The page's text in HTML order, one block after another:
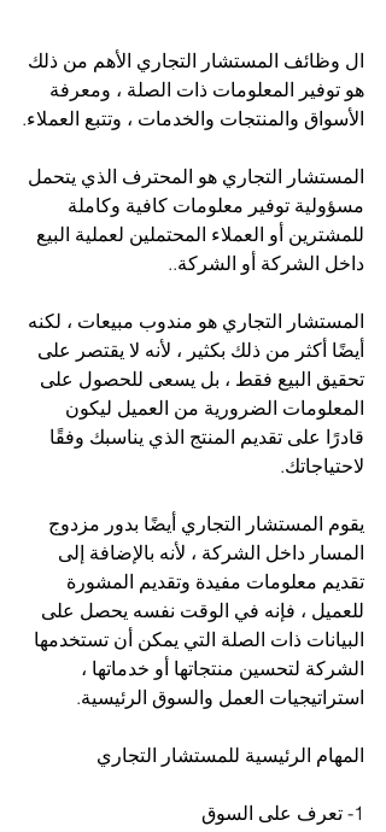
ال وظائف المستشار التجاري الأهم من ذلك
هو توفير المعلومات ذات الصلة ، ومعرفة
الأسواق والمنتجات والخدمات ، وتتبع العملاء.
المستشار التجاري هو المحترف الذي يتحمل
مسؤولية توفير معلومات كافية وكاملة
للمشترين أو العملاء المحتملين لعملية البيع
داخل الشركة أو الشركة..
المستشار التجاري هو مندوب مبيعات ، لكنه
أيضًا أكثر من ذلك بكثير ، لأنه لا يقتصر على
تحقيق البيع فقط ، بل يسعى للحصول على
المعلومات الضرورية من العميل ليكون
قادرًا على تقديم المنتج الذي يناسبك وفقًا
لاحتياجاتك.
يقوم المستشار التجاري أيضًا بدور مزدوج
المسار داخل الشركة ، لأنه بالإضافة إلى
تقديم معلومات مفيدة وتقديم المشورة
للعميل ، فإنه في الوقت نفسه يحصل على
البيانات ذات الصلة التي يمكن أن تستخدمها
الشركة لتحسين منتجاتها أو خدماتها ،
استراتيجيات العمل والسوق الرئيسية.
المهام الرئيسية للمستشار التجاري
1- تعرف على السوق